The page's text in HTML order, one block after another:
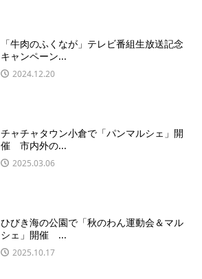
「牛肉のふくなが」テレビ番組生放送記念
キャンペーン...
2024.12.20
チャチャタウン小倉で「パンマルシェ」開
催 市内外の...
2025.03.06
ひびき海の公園で「秋のわん運動会＆マル
シェ」開催 ...
2025.10.17